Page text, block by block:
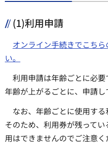
(1)利用申請
オンライン手続きでこち
い。
利用申請は年齢ごとに必
年齢が上がるごとに、申請し
なお、年齢ごとに使用する
そのため、利用券が残って
用はできませんのでご注意く